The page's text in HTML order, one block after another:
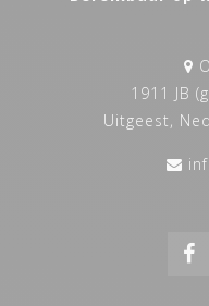
1911 JB
Uitgeest,